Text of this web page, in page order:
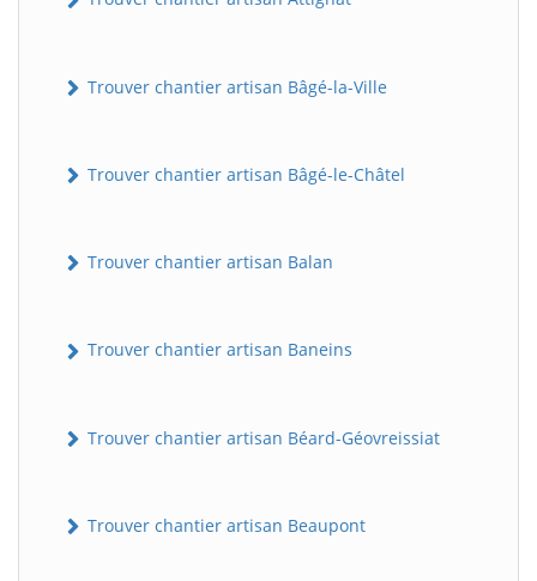
Trouver chantier artisan Bâgé-la-Ville
Trouver chantier artisan Bâgé-le-Châtel
Trouver chantier artisan Balan
Trouver chantier artisan Baneins
Trouver chantier artisan Béard-Géovreissiat
Trouver chantier artisan Beaupont